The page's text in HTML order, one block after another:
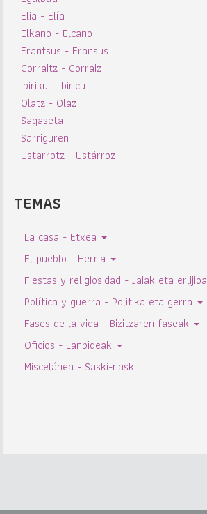
Elia - Elía
Elkano - Elcano
Erantsus - Eransus
Gorraitz - Gorraiz
Ibiriku - Ibiricu
Olatz - Olaz
Sagaseta
Sarriguren
Ustarrotz - Ustárroz
TEMAS
La casa - Etxea
El pueblo - Herria
Fiestas y religiosidad - Jaiak eta erlijioa
Política y guerra - Politika eta gerra
Fases de la vida - Bizitzaren faseak
Oficios - Lanbideak
Miscelánea - Saski-naski